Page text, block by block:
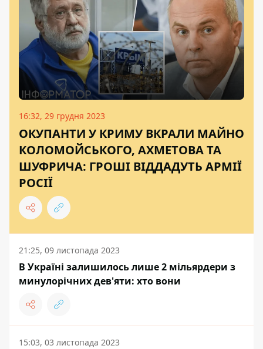
16:32, 29 грудня 2023
ОКУПАНТИ У КРИМУ ВКРАЛИ МАЙНО
КОЛОМОЙСЬКОГО, АХМЕТОВА ТА
ШУФРИЧА: ГРОШІ ВІДДАДУТЬ АРМІЇ
РОСІЇ
21:25, 09 листопада 2023
В Україні залишилось лише 2 мільярдери з
минулорічних дев'яти: хто вони
15:03, 03 листопада 2023